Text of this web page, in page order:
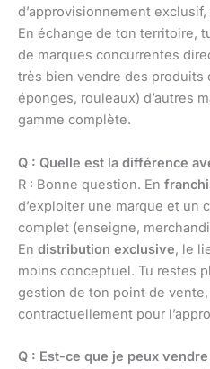
d’approvisionnement exclusif,
En échange de ton territoire,
de marques concurrentes
très bien vendre des produits
éponges, rouleaux) d’autres
gamme complète.
Q : Quelle est la différence
R : Bonne question. En
d’exploiter une marque et un
complet (enseigne,
En distribution exclusive, le
moins conceptuel. Tu restes
gestion de ton point de
contractuellement pour
Q : Est-ce que je peux